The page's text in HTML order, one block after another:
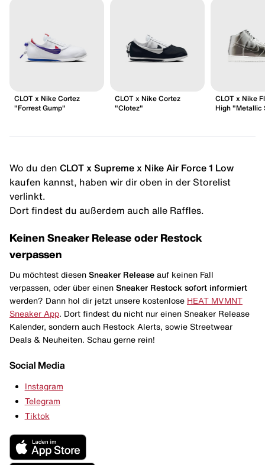
CLOT x Nike Cortez
"Forrest Gump"
CLOT x Nike Cortez
"Clotez"
CLOT x Nike
High "Metallic
Wo du den CLOT x Supreme x Nike Air Force 1 Low
kaufen kannst, haben wir dir oben in der Storelist
verlinkt.
Dort findest du außerdem auch alle Raffles.
Keinen Sneaker Release oder Restock
verpassen
Du möchtest diesen Sneaker Release auf keinen Fall
verpassen, oder über einen Sneaker Restock sofort informiert
werden? Dann hol dir jetzt unsere kostenlose HEAT MVMNT
Sneaker App. Dort findest du nicht nur einen Sneaker Release
Kalender, sondern auch Restock Alerts, sowie Streetwear
Deals & Neuheiten. Schau gerne rein!
Social Media
Instagram
Telegram
Tiktok